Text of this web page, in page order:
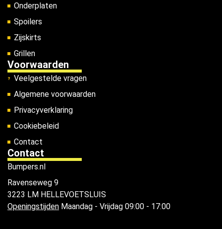
Onderplaten
Spoilers
Zijskirts
Grillen
Voorwaarden
Veelgestelde vragen
Algemene voorwaarden
Privacyverklaring
Cookiebeleid
Contact
Contact
Bumpers.nl
Ravenseweg 9
3223 LM HELLEVOETSLUIS
Openingstijden Maandag - Vrijdag 09:00 - 17:00